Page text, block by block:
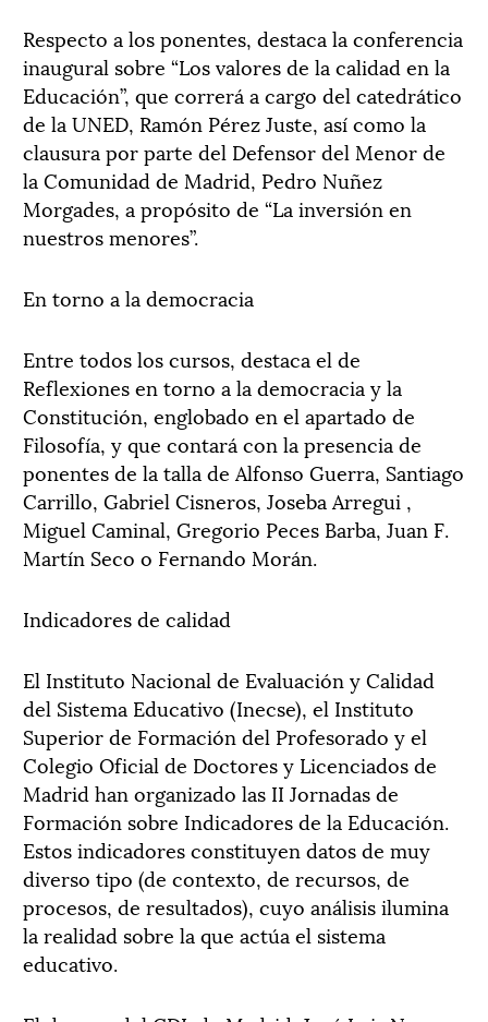
Respecto a los ponentes, destaca la conferencia
inaugural sobre “Los valores de la calidad en la
Educación”, que correrá a cargo del catedrático
de la UNED, Ramón Pérez Juste, así como la
clausura por parte del Defensor del Menor de
la Comunidad de Madrid, Pedro Nuñez
Morgades, a propósito de “La inversión en
nuestros menores”.
En torno a la democracia
Entre todos los cursos, destaca el de
Reflexiones en torno a la democracia y la
Constitución, englobado en el apartado de
Filosofía, y que contará con la presencia de
ponentes de la talla de Alfonso Guerra, Santiago
Carrillo, Gabriel Cisneros, Joseba Arregui ,
Miguel Caminal, Gregorio Peces Barba, Juan F.
Martín Seco o Fernando Morán.
Indicadores de calidad
El Instituto Nacional de Evaluación y Calidad
del Sistema Educativo (Inecse), el Instituto
Superior de Formación del Profesorado y el
Colegio Oficial de Doctores y Licenciados de
Madrid han organizado las II Jornadas de
Formación sobre Indicadores de la Educación.
Estos indicadores constituyen datos de muy
diverso tipo (de contexto, de recursos, de
procesos, de resultados), cuyo análisis ilumina
la realidad sobre la que actúa el sistema
educativo.